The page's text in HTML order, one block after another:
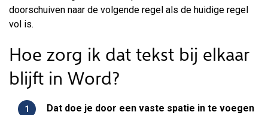
doorschuiven naar de volgende regel als de huidige regel
vol is.
Hoe zorg ik dat tekst bij elkaar
blijft in Word?
Dat doe je door een vaste spatie in te voegen